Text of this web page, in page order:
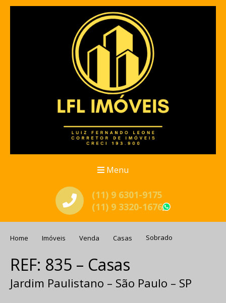
Menu
(11) 9 6301-9175
(11) 9 3320-1676
Home Imóveis Venda Casas Sobrado
REF: 835 – Casas
Jardim Paulistano – São Paulo – SP